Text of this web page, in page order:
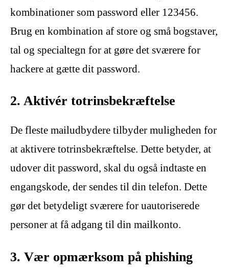
kombinationer som password eller 123456.
Brug en kombination af store og små bogstaver,
tal og specialtegn for at gøre det sværere for
hackere at gætte dit password.
2. Aktivér totrinsbekræftelse
De fleste mailudbydere tilbyder muligheden for
at aktivere totrinsbekræftelse. Dette betyder, at
udover dit password, skal du også indtaste en
engangskode, der sendes til din telefon. Dette
gør det betydeligt sværere for uautoriserede
personer at få adgang til din mailkonto.
3. Vær opmærksom på phishing